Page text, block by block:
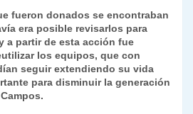
fueron donados se encontraban
era posible revisarlos para
a partir de esta acción fue
los equipos, que con
seguir extendiendo su vida
para disminuir la generación